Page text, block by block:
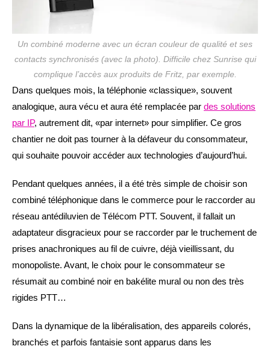
Un combiné moderne avec un écran couleur de qualité et ses
contacts synchronisés (avec la photo). Difficile chez Sunrise qui
complique l’accès aux produits de Fritz, par exemple.
Dans quelques mois, la téléphonie «classique», souvent
analogique, aura vécu et aura été remplacée par des solutions
par IP, autrement dit, «par internet» pour simplifier. Ce gros
chantier ne doit pas tourner à la défaveur du consommateur,
qui souhaite pouvoir accéder aux technologies d’aujourd’hui.
Pendant quelques années, il a été très simple de choisir son
combiné téléphonique dans le commerce pour le raccorder au
réseau antédiluvien de Télécom PTT. Souvent, il fallait un
adaptateur disgracieux pour se raccorder par le truchement de
prises anachroniques au fil de cuivre, déjà vieillissant, du
monopoliste. Avant, le choix pour le consommateur se
résumait au combiné noir en bakélite mural ou non des très
rigides PTT…
Dans la dynamique de la libéralisation, des appareils colorés,
branchés et parfois fantaisie sont apparus dans les